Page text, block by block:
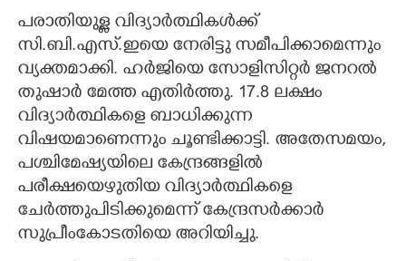
പരാതിയുള്ള വിദ്യാർത്ഥികൾക്ക്
സി.ബി.എസ്.ഇയെ നേരിട്ടു സമീപിക്കാമെന്നും
വ്യക്തമാക്കി. ഹർജിയെ സോളിസിറ്റർ ജനറൽ
തുഷാർ മേത്ത എതിർത്തു. 17.8 ലക്ഷം
വിദ്യാർത്ഥികളെ ബാധിക്കുന്ന
വിഷയമാണെന്നും ചൂണ്ടിക്കാട്ടി. അതേസമയം,
പശ്ചിമേഷ്യയിലെ കേന്ദ്രങ്ങളിൽ
പരീക്ഷയെഴുതിയ വിദ്യാർത്ഥികളെ
ചേർത്തുപിടിക്കുമെന്ന് കേന്ദ്രസർക്കാർ
സുപ്രീംകോടതിയെ അറിയിച്ചു.